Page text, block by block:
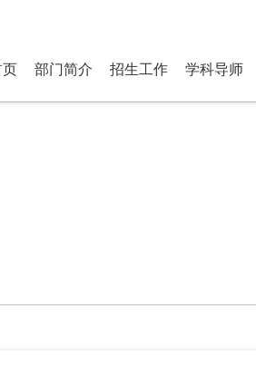
页 部门简介 招生工作 学科导师